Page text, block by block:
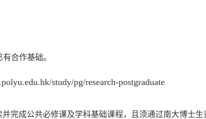
合作基础。
study/pg/research-postgraduate
完成公共必修课及学科基础课程，且须通过南大博士